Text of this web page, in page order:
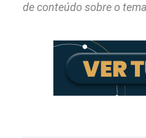
de conteúdo sobre o tema